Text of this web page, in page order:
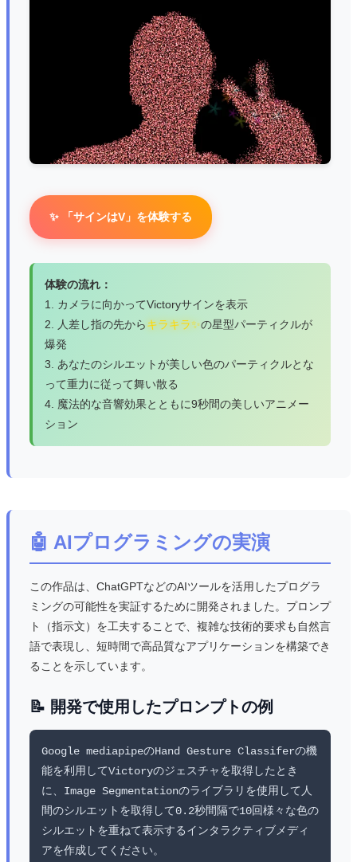
✨ 「サインはV」を体験する
体験の流れ：
1. カメラに向かってVictoryサインを表示
2. 人差し指の先からキラキラ✨の星型パーティクルが
爆発
3. あなたのシルエットが美しい色のパーティクルとな
って重力に従って舞い散る
4. 魔法的な音響効果とともに9秒間の美しいアニメー
ション
🤖 AIプログラミングの実演
この作品は、ChatGPTなどのAIツールを活用したプログラ
ミングの可能性を実証するために開発されました。プロンプ
ト（指示文）を工夫することで、複雑な技術的要求も自然言
語で表現し、短時間で高品質なアプリケーションを構築でき
ることを示しています。
📝 開発で使用したプロンプトの例
Google mediapipeのHand Gesture Classiferの機
能を利用してVictoryのジェスチャを取得したとき
に、Image Segmentationのライブラリを使用して人
間のシルエットを取得して0.2秒間隔で10回様々な色の
シルエットを重ねて表示するインタラクティブメディ
アを作成してください。